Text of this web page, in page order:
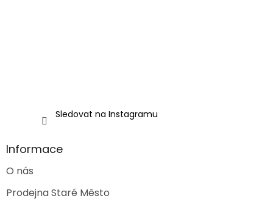
i
s
Sledovat na Instagramu
Informace
O nás
Prodejna Staré Město